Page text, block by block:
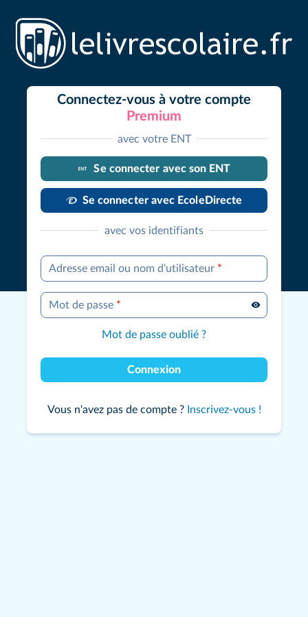
Connectez-vous à votre compte
Premium
avec votre ENT
Se connecter avec son ENT
Se connecter avec EcoleDirecte
avec vos identifiants
Adresse email ou nom d'utilisateur *
Mot de passe *
Mot de passe oublié ?
Connexion
Vous n'avez pas de compte ? Inscrivez-vous !